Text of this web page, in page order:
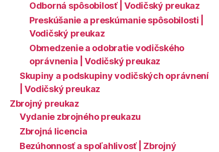
Odborná spôsobilosť | Vodičský preukaz
Preskúšanie a preskúmanie spôsobilosti |
Vodičský preukaz
Obmedzenie a odobratie vodičského
oprávnenia | Vodičský preukaz
Skupiny a podskupiny vodičských oprávnení
| Vodičský preukaz
Zbrojný preukaz
Vydanie zbrojného preukazu
Zbrojná licencia
Bezúhonnosť a spoľahlivosť | Zbrojný